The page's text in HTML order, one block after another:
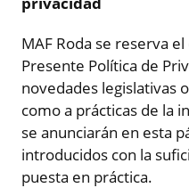
MAF Roda se reserva
Presente Política de
novedades legislativas
como a prácticas de la
se anunciarán en esta
introducidos con la
puesta en práctica.